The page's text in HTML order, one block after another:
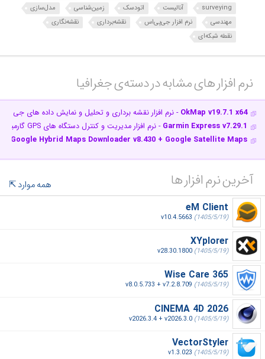
surveying
آنالیست اتودسک زمین‌شناسی
مدل‌سازی
مهندسی
نرم افزار جی‌پی‌اس نقشه‌برداری
نقشه‌نگاری
نقطه شبکه‌ای
نرم افزار های مشابه در دسته‌ی‌ جغرافیا‎
OkMap v19.7.1 x64 - نرم افزار نقشه برداری و تحلیل و نمایش داده های جی
Garmin Express v7.29.1 - نرم افزار مدیریت و کنترل دستگاه های GPS گارمین
Google Hybrid Maps Downloader v8.430 + Google Satellite Maps…
آخرین نرم افزار ها
همه موارد
eM Client
v10.4.5663 (1405/5/19)
XYplorer
v28.30.1800 (1405/5/19)
Wise Care 365
v8.0.5.733 + v7.2.8.709 (1405/5/19)
CINEMA 4D 2026
v2026.3.4 + v2026.3.0 (1405/5/19)
VectorStyler
v1.3.023 (1405/5/19)